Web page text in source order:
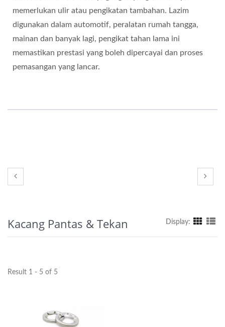
memerlukan ulir atau pengikatan tambahan. Lazim
digunakan dalam automotif, peralatan rumah tangga,
mainan dan banyak lagi, pengikat tahan lama ini
memastikan prestasi yang boleh dipercayai dan proses
pemasangan yang lancar.
Kacang Pantas & Tekan Display:
Result 1 - 5 of 5